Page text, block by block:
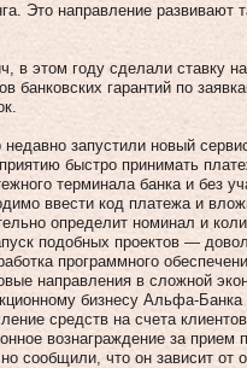
Это направление
в этом году сделали ставку
банковских гарантий по
запустили новый
быстро принимать
терминала банка и без
ввести код платежа и
определит номинал и
подобных проектов —
программного
направления в сложной
бизнесу Альфа-
средств на счета
вознаграждение за прием
сообщили, что он зависит от